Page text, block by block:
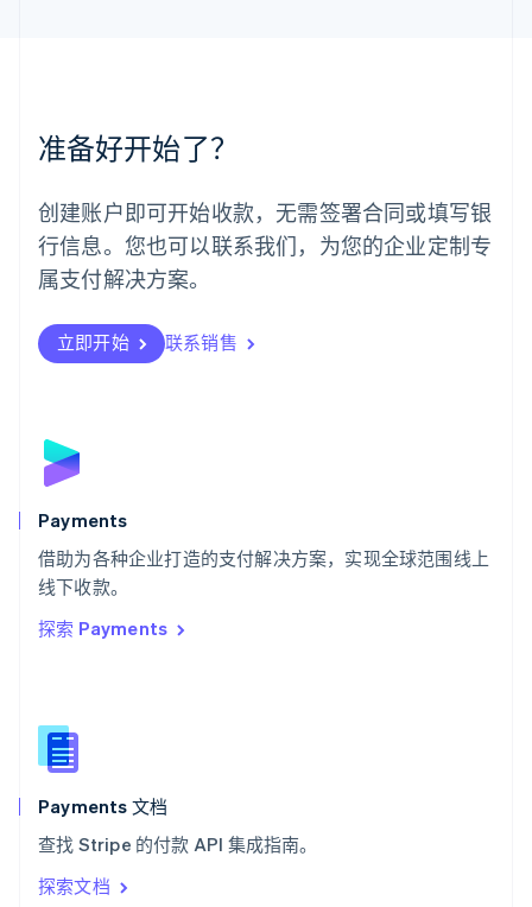
准备好开始了？
创建账户即可开始收款，无需签署合同或填写银
行信息。您也可以联系我们，为您的企业定制专
属支付解决方案。
立即开始 联系销售
Payments
借助为各种企业打造的支付解决方案，实现全球范围线上
线下收款。
探索 Payments
Payments 文档
查找 Stripe 的付款 API 集成指南。
探索文档
挪威
葡萄牙
Português English
日本
日本語English
瑞典
瑞士
DeutschFrançais
English
斯洛文尼亚
泰国
ไทยEnglish
希腊
English
西班牙
新西兰
English
匈牙利
English
ItalianoEnglish
印度
English